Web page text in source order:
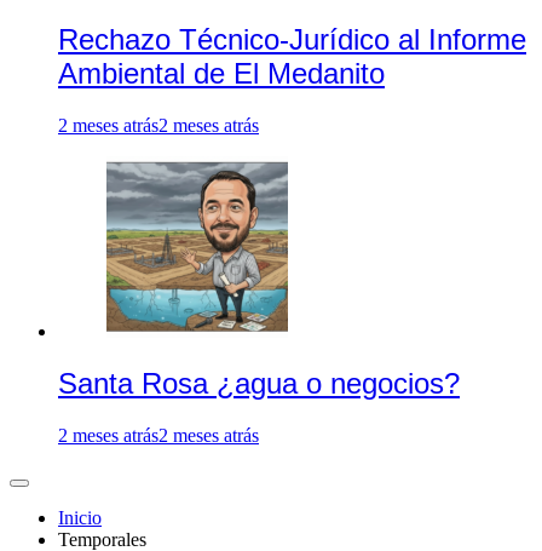
Rechazo Técnico-Jurídico al Informe
Ambiental de El Medanito
2 meses atrás2 meses atrás
Santa Rosa ¿agua o negocios?
2 meses atrás2 meses atrás
Inicio
Temporales